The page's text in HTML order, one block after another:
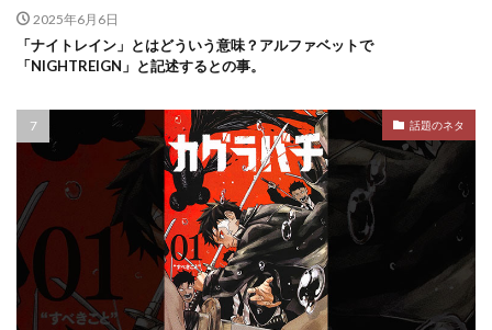
2025年6月6日
「ナイトレイン」とはどういう意味？アルファベットで
「NIGHTREIGN」と記述するとの事。
話題のネタ